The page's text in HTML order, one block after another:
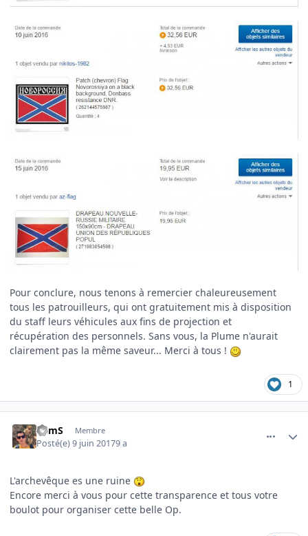
Pour conclure, nous tenons à remercier chaleureusement
tous les patrouilleurs, qui ont gratuitement mis à disposition
du staff leurs véhicules aux fins de projection et
récupération des personnels. Sans vous, la Plume n'aurait
clairement pas la même saveur... Merci à tous !
1
CamS Membre
Posté(e)9 juin 20179 a
L'archevêque es une ruine
Encore merci à vous pour cette transparence et tous votre
boulot pour organiser cette belle Op.